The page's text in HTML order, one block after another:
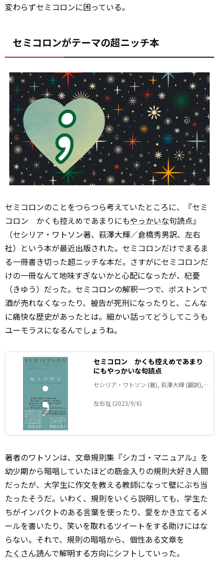
変わらずセミコロンに困っている。
セミコロンがテーマの超ニッチ本
セミコロンのことをつらつら考えていたところに、『セミ
コロン かくも控えめであまりにもやっかいな句読点』
（セシリア・ワトソン著、萩澤大輝／倉橋秀男訳、左右
社）という本が最近出版された。セミコロンだけでまるま
る一冊書き切った超ニッチな本だ。さすがにセミコロンだ
けの一冊なんて地味すぎないかと心配になったが、杞憂
（きゆう）だった。セミコロンの解釈一つで、ボストンで
酒が売れなくなったり、被告が死刑になったりと、こんな
に痛快な歴史があったとは。細かい話ってどうしてこうも
ユーモラスになるんでしょうね。
セミコロン かくも控えめであまり
にもやっかいな句読点
セシリア・ワトソン (著), 萩澤大輝 (翻訳),
左右社 (2023/9/6)
著者のワトソンは、文章規則集『シカゴ・マニュアル』を
幼少期から暗唱していたほどの筋金入りの規則大好き人間
だったが、大学生に作文を教える教師になって壁にぶち当
たったそうだ。いわく、規則をいくら説明しても、学生た
ちがインパクトのある言葉を使ったり、愛をかき立てるメ
ールを書いたり、笑いを取れるツイートをする助けにはな
らない。それで、規則の暗唱から、個性ある文章を
たくさん読んで解明する方向にシフトしていった。